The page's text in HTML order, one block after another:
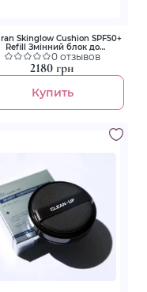
Skinglow Cushion SPF50+
Refill Змінний блок до
кушона
з полінуклеотидами
0 отзывов
2180 грн
Купить